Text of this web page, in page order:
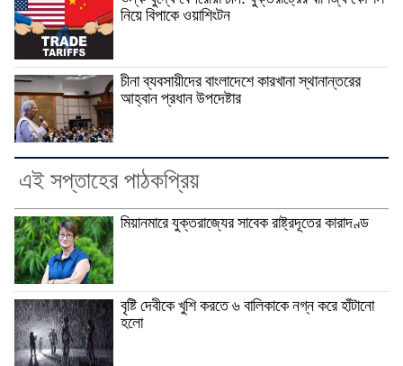
নিয়ে বিপাকে ওয়াশিংটন
চীনা ব্যবসায়ীদের বাংলাদেশে কারখানা স্থানান্তরের
আহ্বান প্রধান উপদেষ্টার
এই সপ্তাহের পাঠকপ্রিয়
মিয়ানমারে যুক্তরাজ্যের সাবেক রাষ্ট্রদূতের কারাদণ্ড
বৃষ্টি দেবীকে খুশি করতে ৬ বালিকাকে নগ্ন করে হাঁটানো
হলো